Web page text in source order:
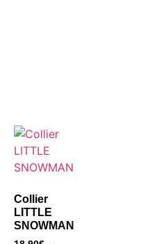
Collier
LITTLE
SNOWMAN